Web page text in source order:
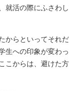
就活の際にふさわ
からといってそれ
生への印象が変わ
こからは、避けた